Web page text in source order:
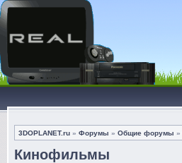
3DOPLANET.ru » Форумы » Общие форумы »
Кинофильмы